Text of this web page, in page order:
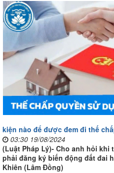
kiện nào để được đem đi thế
03:30 19/08/2024
(Luật Pháp Lý)- Cho anh hỏi
phải đăng ký biến động đất đai
Khiên (Lâm Đồng)